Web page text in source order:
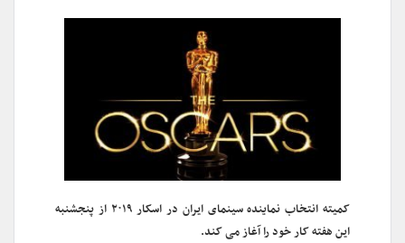
کمیته انتخاب نماینده سینمای ایران در اسکار ۲۰۱۹ از پنجشنبه
این هفته کار خود را آغاز می کند.